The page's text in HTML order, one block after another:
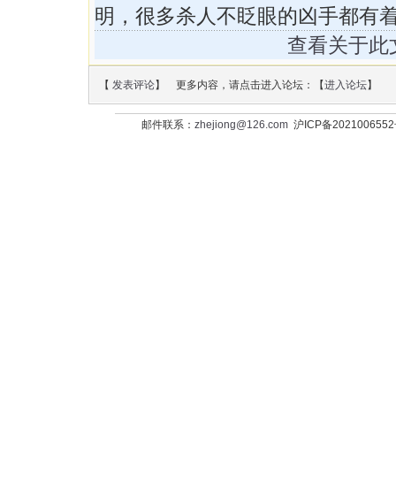
明，很多杀人不眨眼的凶手都有
查看关于此
【 发表评论】 更多内容，请点击进入论坛：【进入论坛】
邮件联系： zhejiong@126.com沪ICP备